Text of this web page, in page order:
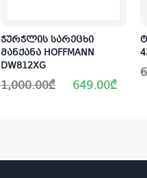
ჭურჭლის სარეცხი
მანქანა HOFFMANN
DW812XG
1,000.00₾
Original
price
649.00₾
Current
price